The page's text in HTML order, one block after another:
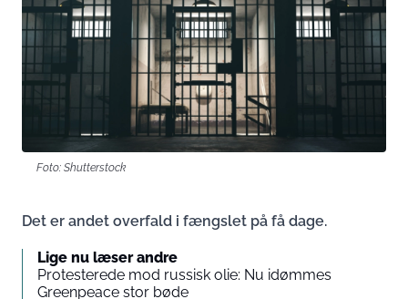
Foto: Shutterstock
Det er andet overfald i fængslet på få dage.
Lige nu læser andre
Protesterede mod russisk olie: Nu idømmes
Greenpeace stor bøde